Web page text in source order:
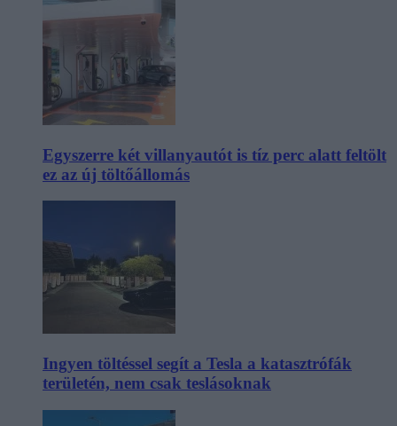
Egyszerre két villanyautót is tíz perc alatt feltölt
ez az új töltőállomás
Ingyen töltéssel segít a Tesla a katasztrófák
területén, nem csak teslásoknak